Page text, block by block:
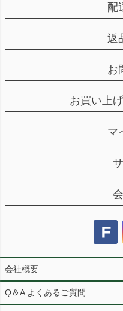
配
返
お
お買い上
マ
会社概要
Q＆A よくあるご質問